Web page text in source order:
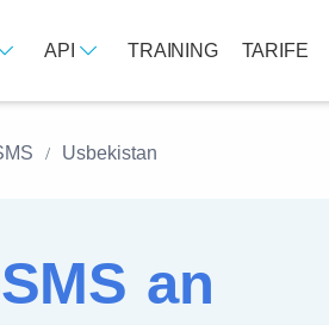
API TRAINING TARIFE
Usbekistan
an